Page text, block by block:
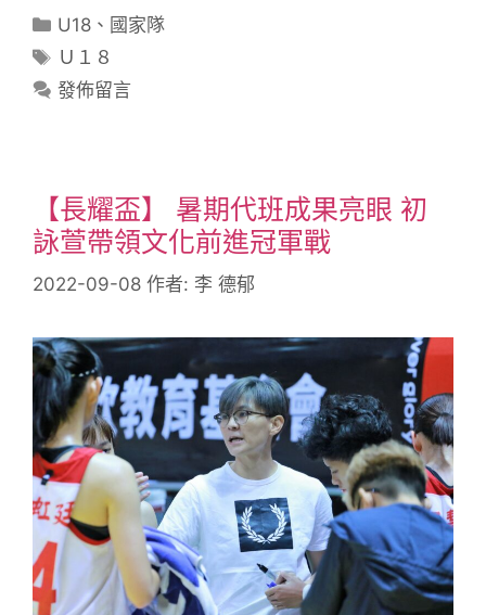
U18 、 國家隊
Ｕ１８
發佈留言
【長耀盃】 暑期代班成果亮眼 初
詠萱帶領文化前進冠軍戰
2022-09-08 作者: 李 德郁